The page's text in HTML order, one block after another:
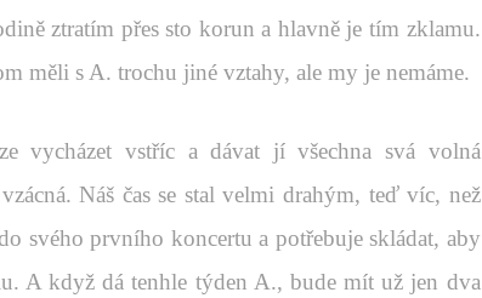
ztratím přes sto korun a hlavně je tím zklamu.
měli s A. trochu jiné vztahy, ale my je nemáme.
vycházet vstříc a dávat jí všechna svá volná
Náš čas se stal velmi drahým, teď víc, než
svého prvního koncertu a potřebuje skládat, aby
A když dá tenhle týden A., bude mít už jen dva